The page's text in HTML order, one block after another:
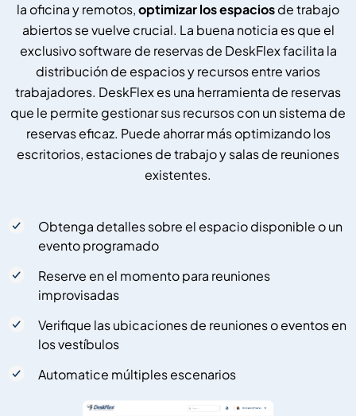
la oficina y remotos,optimizar los espaciosde trabajo
abiertos se vuelve crucial. La buena noticia es que el
exclusivo software de reservas de DeskFlex facilita la
distribución de espacios y recursos entre varios
trabajadores. DeskFlex es una herramienta de reservas
que le permite gestionar sus recursos con un sistema de
reservas eficaz. Puede ahorrar más optimizando los
escritorios, estaciones de trabajo y salas de reuniones
existentes.
Obtenga detalles sobre el espacio disponible o un
evento programado
Reserve en el momento para reuniones
improvisadas
Verifique las ubicaciones de reuniones o eventos en
los vestíbulos
Automatice múltiples escenarios